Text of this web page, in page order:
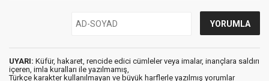
UYARI: Küfür, hakaret, rencide edici cümleler veya imalar, inançlara saldırı
içeren, imla kuralları ile yazılmamış,
Türkçe karakter kullanılmayan ve büyük harflerle yazılmış yorumlar